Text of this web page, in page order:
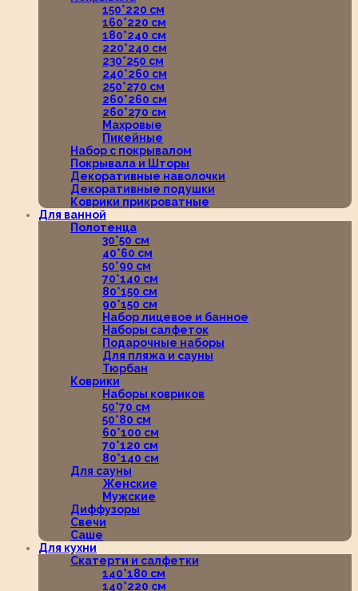
150*220 см
160*220 см
180*240 см
220*240 см
230*250 см
240*260 см
250*270 см
260*260 см
260*270 см
Махровые
Пикейные
Набор с покрывалом
Покрывала и Шторы
Декоративные наволочки
Декоративные подушки
Коврики прикроватные
Для ванной
Полотенца
30*50 см
40*60 см
50*90 см
70*140 см
80*150 см
90*150 см
Набор лицевое и банное
Наборы салфеток
Подарочные наборы
Для пляжа и сауны
Тюрбан
Коврики
Наборы ковриков
50*70 см
50*80 см
60*100 см
70*120 см
80*140 см
Для сауны
Женские
Мужские
Диффузоры
Свечи
Саше
Для кухни
Скатерти и салфетки
140*180 см
140*220 см